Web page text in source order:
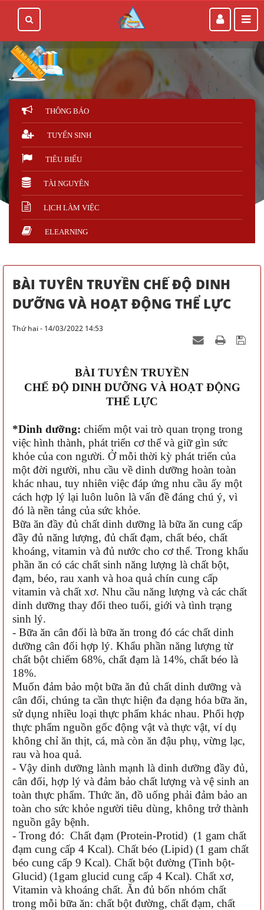
THÔNG BÁO
TUYỂN SINH
TIÊU BIỂU
TÀI NGUYÊN
LỊCH LÀM VIỆC
ELEARNING
BÀI TUYÊN TRUYỀN CHẾ ĐỘ DINH
DƯỠNG VÀ HOẠT ĐỘNG THỂ LỰC
Thứ hai - 14/03/2022 14:53
BÀI TUYÊN TRUYỀN
CHẾ ĐỘ DINH DƯỠNG VÀ HOẠT ĐỘNG
THỂ LỰC
*Dinh dưỡng: chiếm một vai trò quan trọng trong
việc hình thành, phát triển cơ thể và giữ gìn sức
khỏe của con người. Ở mỗi thời kỳ phát triển của
một đời người, nhu cầu về dinh dưỡng hoàn toàn
khác nhau, tuy nhiên việc đáp ứng nhu cầu ấy một
cách hợp lý lại luôn luôn là vấn đề đáng chú ý, vì
đó là nền tảng của sức khỏe.
Bữa ăn đầy đủ chất dinh dưỡng là bữa ăn cung cấp
đầy đủ năng lượng, đủ chất đạm, chất béo, chất
khoáng, vitamin và đủ nước cho cơ thể. Trong khẩu
phần ăn có các chất sinh năng lượng là chất bột,
đạm, béo, rau xanh và hoa quả chín cung cấp
vitamin và chất xơ. Nhu cầu năng lượng và các chất
dinh dưỡng thay đổi theo tuổi, giới và tình trạng
sinh lý.
- Bữa ăn cân đối là bữa ăn trong đó các chất dinh
dưỡng cân đối hợp lý. Khẩu phần năng lượng từ
chất bột chiếm 68%, chất đạm là 14%, chất béo là
18%.
Muốn đảm bảo một bữa ăn đủ chất dinh dưỡng và
cân đối, chúng ta cần thực hiện đa dạng hóa bữa ăn,
sử dụng nhiều loại thực phẩm khác nhau. Phối hợp
thực phẩm nguồn gốc động vật và thực vật, ví dụ
không chỉ ăn thịt, cá, mà còn ăn đậu phụ, vừng lạc,
rau và hoa quả.
- Vậy dinh dưỡng lành mạnh là dinh dưỡng đầy đủ,
cân đối, hợp lý và đảm bảo chất lượng và vệ sinh an
toàn thực phẩm. Thức ăn, đồ uống phải đảm bảo an
toàn cho sức khỏe người tiêu dùng, không trở thành
nguồn gây bệnh.
- Trong đó: Chất đạm (Protein-Protid) (1 gam chất
đạm cung cấp 4 Kcal). Chất béo (Lipid) (1 gam chất
béo cung cấp 9 Kcal). Chất bột đường (Tinh bột-
Glucid) (1gam glucid cung cấp 4 Kcal). Chất xơ,
Vitamin và khoáng chất. Ăn đủ bốn nhóm chất
trong mỗi bữa ăn: chất bột đường, chất đạm, chất